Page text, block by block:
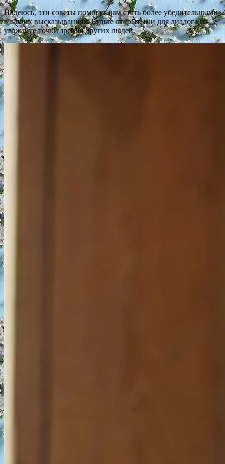
Надеюсь, эти советы помогут вам стать более убедительными
в ваших высказываниях. Будьте открытыми для диалога и
уважайте точки зрения других людей.